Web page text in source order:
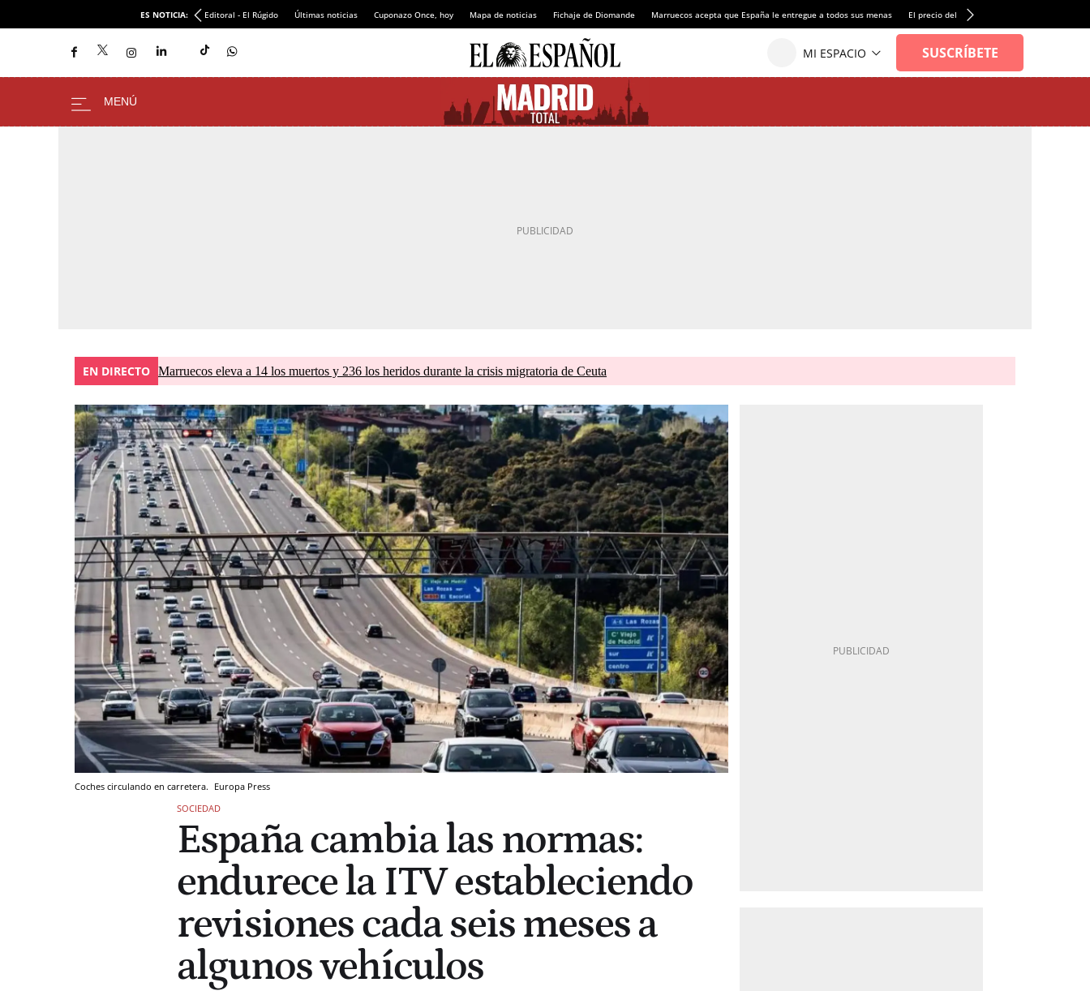
ES NOTICIA: Editoral - El Rúgido Últimas noticias Cuponazo Once, hoy Mapa de noticias Fichaje de Diomande Marruecos acepta que España le entregue a todos sus menas El precio del alquiler de vivienda baja por
EN DIRECTO Marruecos eleva a 14 los muertos y 236 los heridos durante la crisis migratoria de Ceuta
Coches circulando en carretera. Europa Press
SOCIEDAD
España cambia las normas:
endurece la ITV estableciendo
revisiones cada seis meses a
algunos vehículos